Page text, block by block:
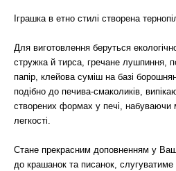
Іграшка в етно стилі створена
Для виготовлення беруться
стружка й тирса, гречане лушпиння,
папір, клейова суміш на базі
подібно до печива-смаколиків,
створених формах у печі, набуваючи
легкості.
Стане прекрасним доповненням у
до крашанок та писанок,